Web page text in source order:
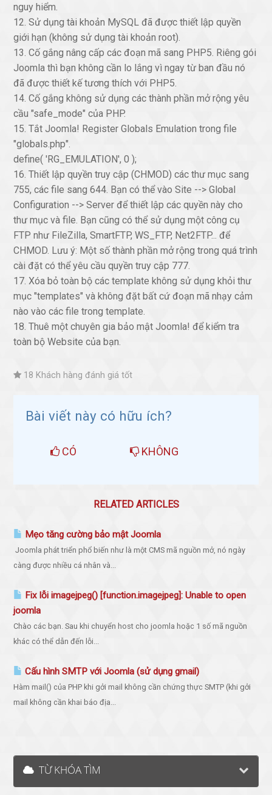
nguy hiểm.
12. Sử dụng tài khoản MySQL đã được thiết lập quyền
giới hạn (không sử dụng tài khoản root).
13. Cố gắng nâng cấp các đoạn mã sang PHP5. Riêng gói
Joomla thì bạn không cần lo lắng vì ngay từ ban đầu nó
đã được thiết kế tương thích với PHP5.
14. Cố gắng không sử dụng các thành phần mở rộng yêu
cầu "safe_mode" của PHP.
15. Tắt Joomla! Register Globals Emulation trong file
"globals.php".
define( 'RG_EMULATION', 0 );
16. Thiết lập quyền truy cập (CHMOD) các thư mục sang
755, các file sang 644. Bạn có thể vào Site --> Global
Configuration --> Server để thiết lập các quyền này cho
thư mục và file. Bạn cũng có thể sử dụng một công cụ
FTP như FileZilla, SmartFTP, WS_FTP, Net2FTP... để
CHMOD. Lưu ý: Một số thành phần mở rộng trong quá trình
cài đặt có thể yêu cầu quyền truy cập 777.
17. Xóa bỏ toàn bộ các template không sử dụng khỏi thư
mục "templates" và không đặt bất cứ đoạn mã nhạy cảm
nào vào các file trong template.
18. Thuê một chuyên gia bảo mật Joomla! để kiểm tra
toàn bộ Website của bạn.
18 Khách hàng đánh giá tốt
Bài viết này có hữu ích?
CÓ KHÔNG
RELATED ARTICLES
Mẹo tăng cường bảo mật Joomla
Joomla phát triển phổ biến như là một CMS mã nguồn mở, nó ngày
càng được nhiều cá nhân và...
Fix lỗi imagejpeg() [function.imagejpeg]: Unable to open
joomla
Chào các bạn. Sau khi chuyển host cho joomla hoặc 1 số mã nguồn
khác có thể dẫn đến lỗi...
Cấu hình SMTP với Joomla (sử dụng gmail)
Hàm mail() của PHP khi gởi mail không cần chứng thực SMTP (khi gởi
mail không cần khai báo địa...
TỪ KHÓA TÌM